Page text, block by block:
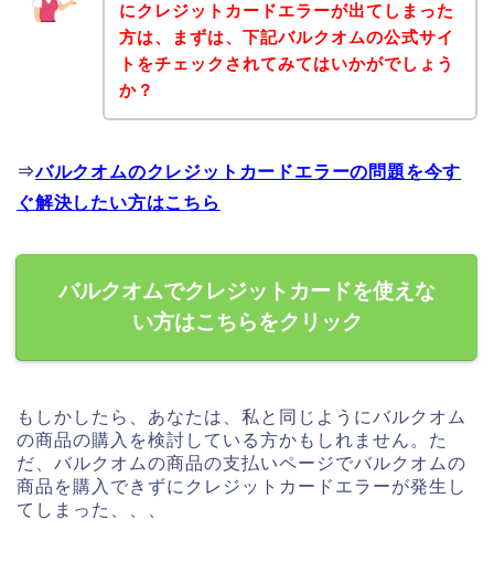
にクレジットカードエラーが出てしまった
方は、まずは、下記バルクオムの公式サイ
トをチェックされてみてはいかがでしょう
か？
⇒バルクオムのクレジットカードエラーの問題を今す
ぐ解決したい方はこちら
バルクオムでクレジットカードを使えな
い方はこちらをクリック
もしかしたら、あなたは、私と同じようにバルクオム
の商品の購入を検討している方かもしれません。た
だ、バルクオムの商品の支払いページでバルクオムの
商品を購入できずにクレジットカードエラーが発生し
てしまった、、、